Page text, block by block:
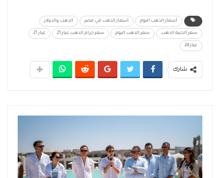
أسعار الذهب اليوم أسعار الذهب في مصر الذهب والدولار
سعر الجنيه الذهب سعر الذهب اليوم سعر جرام الذهب عيار 21 عيار 21
عيار 24
شارك